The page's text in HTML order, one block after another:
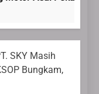
SKY Masih
Bungkam,